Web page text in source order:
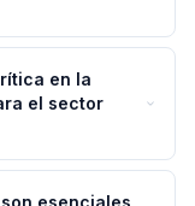
en la
el sector
esenciales